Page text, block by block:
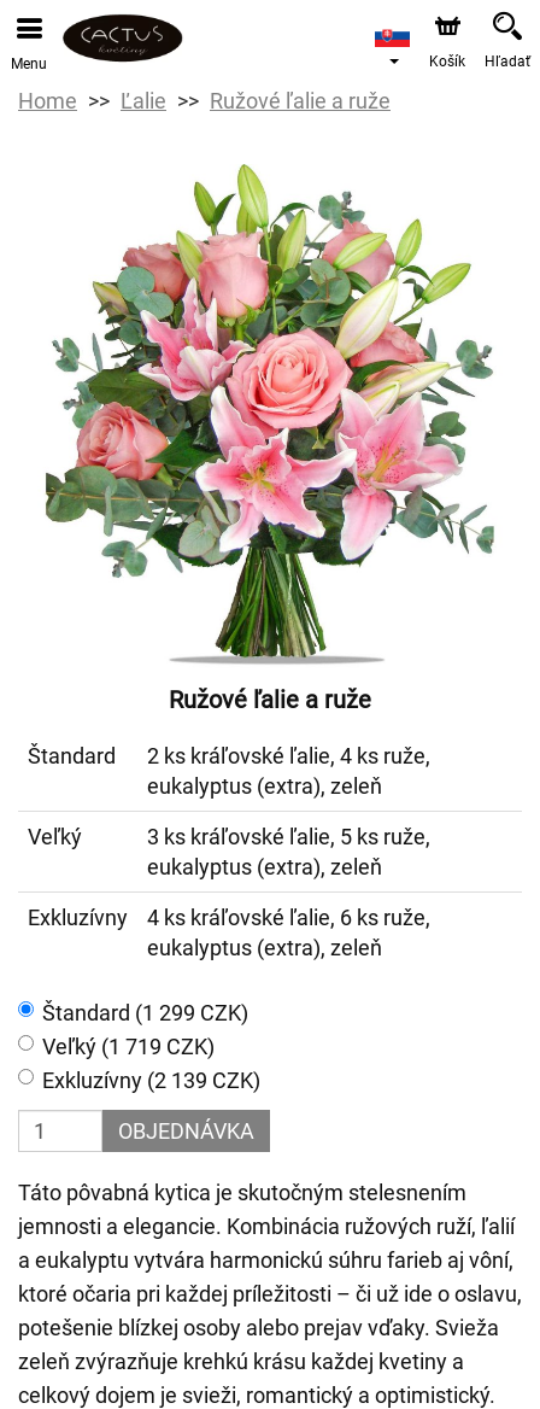
Menu Košík Hľadať
Home Ľalie Ružové ľalie a ruže
Ružové ľalie a ruže
Štandard
2 ks kráľovské ľalie, 4 ks ruže,
eukalyptus (extra), zeleň
Veľký
3 ks kráľovské ľalie, 5 ks ruže,
eukalyptus (extra), zeleň
Exkluzívny
4 ks kráľovské ľalie, 6 ks ruže,
eukalyptus (extra), zeleň
Štandard (1 299 CZK)
Veľký (1 719 CZK)
Exkluzívny (2 139 CZK)
OBJEDNÁVKA
Táto pôvabná kytica je skutočným stelesnením
jemnosti a elegancie. Kombinácia ružových ruží, ľalií
a eukalyptu vytvára harmonickú súhru farieb aj vôní,
ktoré očaria pri každej príležitosti – či už ide o oslavu,
potešenie blízkej osoby alebo prejav vďaky. Svieža
zeleň zvýrazňuje krehkú krásu každej kvetiny a
celkový dojem je svieži, romantický a optimistický.